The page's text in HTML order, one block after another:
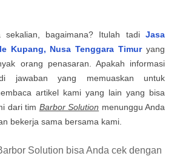
sekalian, bagaimana? Itulah tadi Jasa
Kupang, Nusa Tenggara Timuryang
orang penasaran. Apakah informasi
jawaban yang memuaskan untuk
artikel kami yang lain yang bisa
dari tim Barbor Solution menunggu Anda
bekerja sama bersama kami.
Solution bisa Anda cek dengan